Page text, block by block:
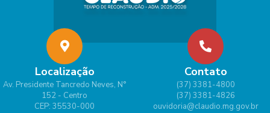
Localização
Av. Presidente Tancredo Neves, N°
152 - Centro
CEP: 35530-000
Contato
(37) 3381-4800
(37) 3381-4826
ouvidoria@claudio.mg.gov.br